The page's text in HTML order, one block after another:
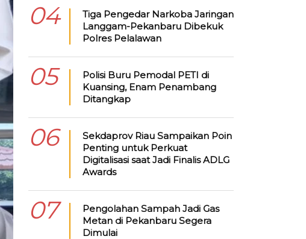
04
Tiga Pengedar Narkoba Jaringan
Langgam-Pekanbaru Dibekuk
Polres Pelalawan
05
Polisi Buru Pemodal PETI di
Kuansing, Enam Penambang
Ditangkap
06
Sekdaprov Riau Sampaikan Poin
Penting untuk Perkuat
Digitalisasi saat Jadi Finalis ADLG
Awards
07
Pengolahan Sampah Jadi Gas
Metan di Pekanbaru Segera
Dimulai